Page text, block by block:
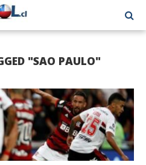
"SAO PAULO"